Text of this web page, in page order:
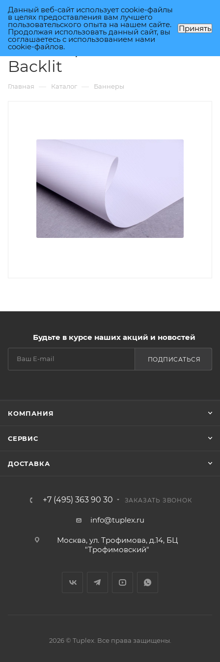
Ламинированный
Backlit
Главная — Каталог — Баннеры
Будьте в курсе наших акций и новостей
ПОДПИСАТЬСЯ
КОМПАНИЯ
СЕРВИС
ДОСТАВКА
+7 (495) 363 90 30 ЗАКАЗАТЬ ЗВОНОК
info@tuplex.ru
Москва, ул. Трофимова, д.14, БЦ
"Трофимовский"
2026 © Tuplex. Все права защищены.
Данный веб-сайт использует cookie-файлы
в целях предоставления вам лучшего
пользовательского опыта на нашем сайте.
Продолжая использовать данный сайт, вы
соглашаетесь с использованием нами
cookie-файлов.
Принять